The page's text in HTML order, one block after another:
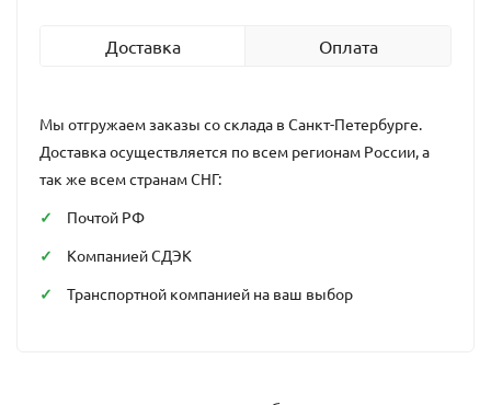
Доставка Оплата
Мы отгружаем заказы со склада в Санкт-Петербурге.
Доставка осуществляется по всем регионам России, а
так же всем странам СНГ:
Почтой РФ
Компанией СДЭК
Транспортной компанией на ваш выбор